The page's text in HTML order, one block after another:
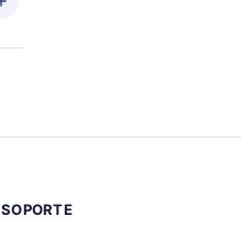
SOPORTE